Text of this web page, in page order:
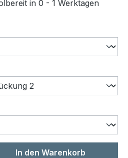
in 0 - 1 Werktagen
Gib den
In den Warenkorb